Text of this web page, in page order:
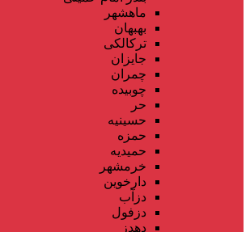
ماهشهر
بهبهان
ترکالکی
جایزان
چمران
چوبیده
حر
حسینیه
حمزه
حمیدیه
خرمشهر
دارخوین
دزآب
دزفول
دهدز